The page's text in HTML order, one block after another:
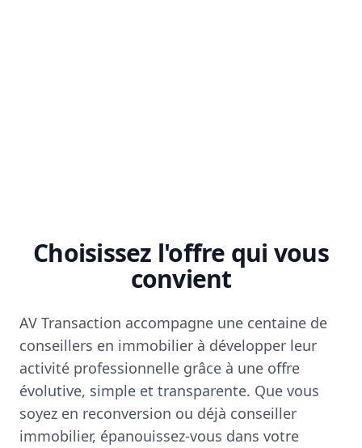
Choisissez l'offre qui vous
convient
AV Transaction accompagne une centaine de
conseillers en immobilier à développer leur
activité professionnelle grâce à une offre
évolutive, simple et transparente. Que vous
soyez en reconversion ou déjà conseiller
immobilier, épanouissez-vous dans votre